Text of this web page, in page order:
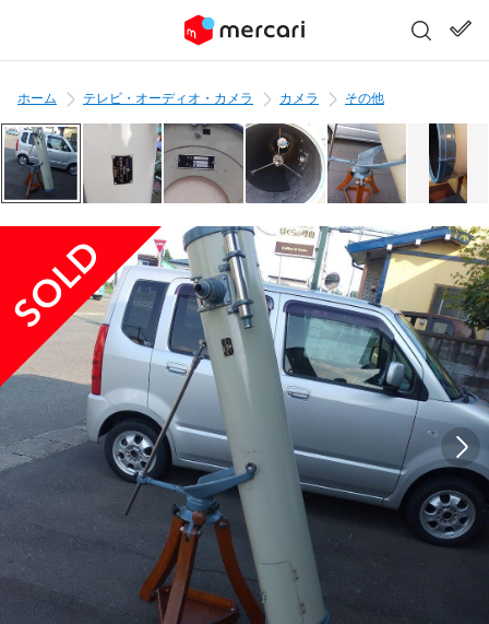
ホーム テレビ・オーディオ・カメラ カメラ その他